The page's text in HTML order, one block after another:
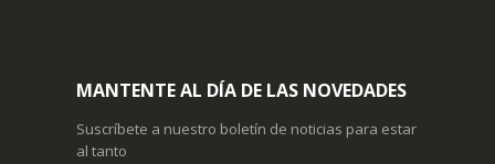
MANTENTE AL DÍA DE LAS NOVEDADES
Suscríbete a nuestro boletín de noticias para estar
al tanto